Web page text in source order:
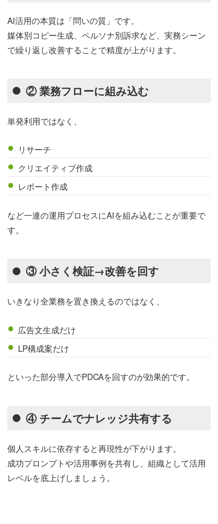
AI活用の本質は「問いの質」です。
媒体別コピー生成、ペルソナ別訴求など、実務シーン
で繰り返し改善することで精度が上がります。
② 業務フローに組み込む
単発利用ではなく、
リサーチ
クリエイティブ作成
レポート作成
など一連の運用プロセスにAIを組み込むことが重要で
す。
③ 小さく検証→改善を回す
いきなり全業務を置き換えるのではなく、
広告文生成だけ
LP構成案だけ
といった部分導入でPDCAを回すのが効果的です。
④ チームでナレッジ共有する
個人スキルに依存すると再現性が下がります。
成功プロンプトや活用事例を共有し、組織として活用
レベルを底上げしましょう。